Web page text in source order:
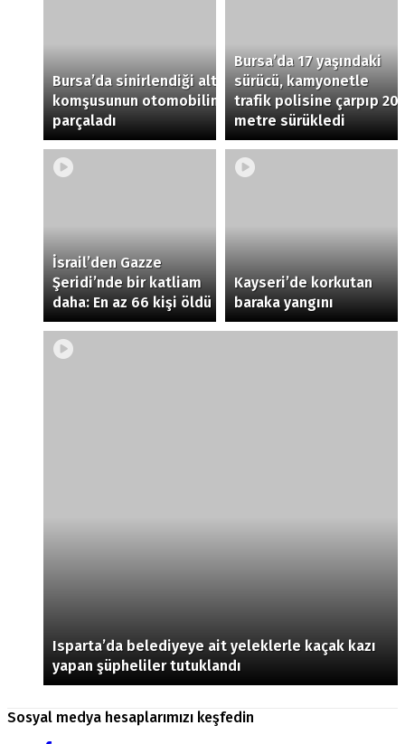
Bursa’da sinirlendiği alt
komşusunun otomobilini
parçaladı
Bursa’da 17 yaşındaki
sürücü, kamyonetle
trafik polisine çarpıp 20
metre sürükledi
İsrail’den Gazze
Şeridi’nde bir katliam
daha: En az 66 kişi öldü
Kayseri’de korkutan
baraka yangını
Isparta’da belediyeye ait yeleklerle kaçak kazı
yapan şüpheliler tutuklandı
Sosyal medya hesaplarımızı keşfedin